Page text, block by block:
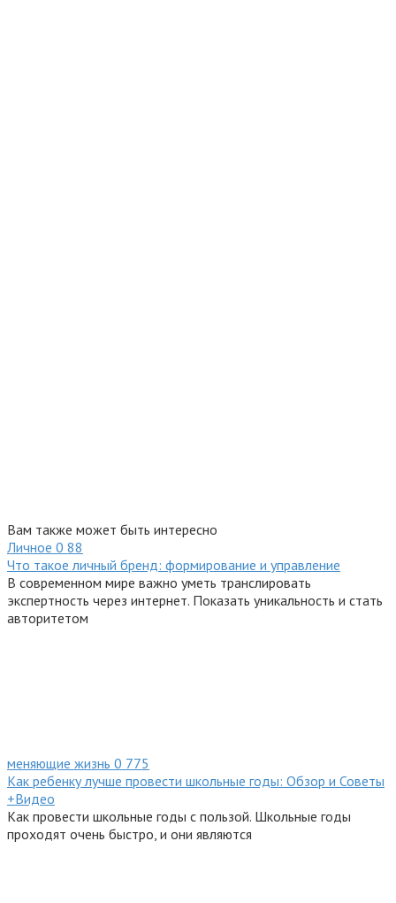
Вам также может быть интересно
Личное 0 88
Что такое личный бренд: формирование и управление
В современном мире важно уметь транслировать
экспертность через интернет. Показать уникальность и стать
авторитетом
меняющие жизнь 0 775
Как ребенку лучше провести школьные годы: Обзор и Советы
+Видео
Как провести школьные годы с пользой. Школьные годы
проходят очень быстро, и они являются